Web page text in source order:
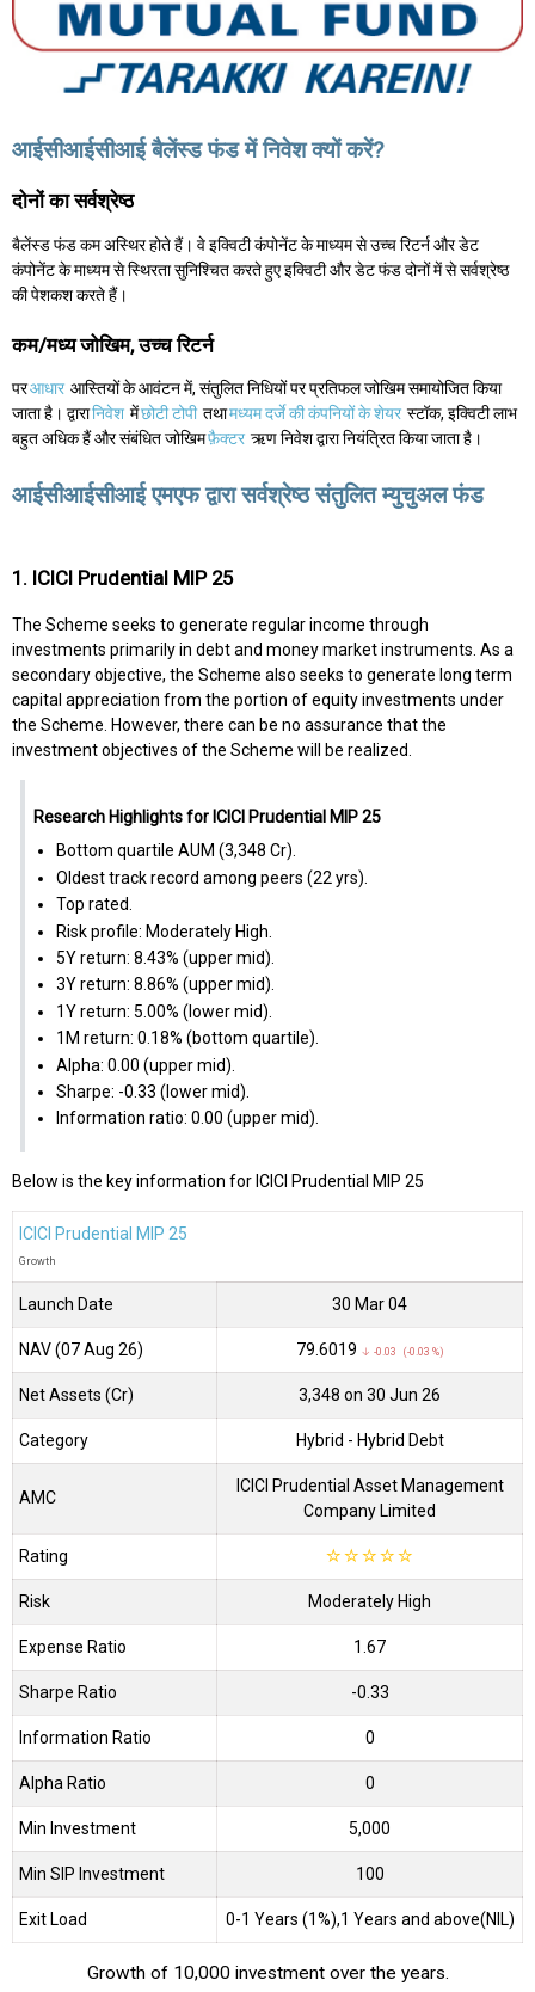
आईसीआईसीआई बैलेंस्ड फंड में निवेश क्यों करें?
दोनों का सर्वश्रेष्ठ
बैलेंस्ड फंड कम अस्थिर होते हैं। वे इक्विटी कंपोनेंट के माध्यम से उच्च रिटर्न और डेट
कंपोनेंट के माध्यम से स्थिरता सुनिश्चित करते हुए इक्विटी और डेट फंड दोनों में से सर्वश्रेष्ठ
की पेशकश करते हैं।
कम/मध्य जोखिम, उच्च रिटर्न
परआधार आस्तियों के आवंटन में, संतुलित निधियों पर प्रतिफल जोखिम समायोजित किया
जाता है। द्वारानिवेश मेंछोटी टोपी तथामध्यम दर्जे की कंपनियों के शेयर स्टॉक, इक्विटी लाभ
बहुत अधिक हैं और संबंधित जोखिमफ़ैक्टर ऋण निवेश द्वारा नियंत्रित किया जाता है।
आईसीआईसीआई एमएफ द्वारा सर्वश्रेष्ठ संतुलित म्युचुअल फंड
1. ICICI Prudential MIP 25
The Scheme seeks to generate regular income through
investments primarily in debt and money market instruments. As a
secondary objective, the Scheme also seeks to generate long term
capital appreciation from the portion of equity investments under
the Scheme. However, there can be no assurance that the
investment objectives of the Scheme will be realized.
Research Highlights for ICICI Prudential MIP 25
Bottom quartile AUM (₹3,348 Cr).
Oldest track record among peers (22 yrs).
Top rated.
Risk profile: Moderately High.
5Y return: 8.43% (upper mid).
3Y return: 8.86% (upper mid).
1Y return: 5.00% (lower mid).
1M return: 0.18% (bottom quartile).
Alpha: 0.00 (upper mid).
Sharpe: -0.33 (lower mid).
Information ratio: 0.00 (upper mid).
Below is the key information for ICICI Prudential MIP 25
ICICI Prudential MIP 25
Growth
Launch Date 30 Mar 04
NAV (07 Aug 26) ₹79.6019 ↓ -0.03 (-0.03 %)
Net Assets (Cr) ₹3,348 on 30 Jun 26
Category Hybrid - Hybrid Debt
AMC
ICICI Prudential Asset Management
Company Limited
Rating ☆☆☆☆☆
Risk Moderately High
Expense Ratio 1.67
Sharpe Ratio -0.33
Information Ratio 0
Alpha Ratio 0
Min Investment 5,000
Min SIP Investment 100
Exit Load 0-1 Years (1%),1 Years and above(NIL)
Growth of 10,000 investment over the years.